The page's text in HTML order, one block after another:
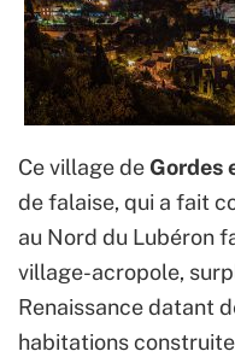
Ce village deGordes
de falaise, qui a fait
au Nord du Lubéron
village-acropole,
Renaissance datant
habitations